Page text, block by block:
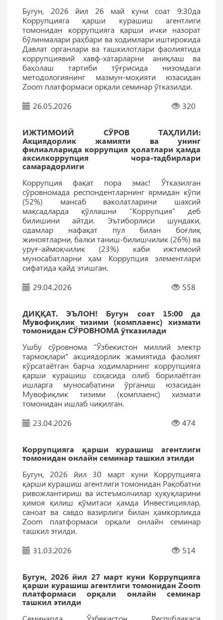
Бугун, 2026 йил 26 май куни соат 9:30да
Коррупцияга қарши курашиш агентлиги
томонидан коррупцияга қарши ички назорат
бўлинмалари раҳбари ва ходимлари иштирокида
Давлат органлари ва ташкилотлари фаолиятида
коррупциявий хавф-хатарларни аниқлаш ва
баҳолаш тартиби тўғрисида низомдаги
методологиянинг мазмун-моҳияти юзасидан
Zoom платформаси орқали семинар ўтказилди.
26.05.2026
320
ИЖТИМОИЙ СЎРОВ ТАҲЛИЛИ:
Акциядорлик жамияти ва унинг
филиалларида коррупция ҳолатлари ҳамда
аксилкоррупция чора-тадбирлари
самарадорлиги
Коррупция фақат пора эмас! Ўтказилган
сўровномада респондентларнинг ярмидан кўпи
(52%) мансаб ваколатларини шахсий
мақсадларда қўллашни “Коррупция” деб
билишини айтди. Эътиборлиси шундаки,
одамлар нафақат пул билан боғлиқ
жиноятларни, балки таниш-билишчилик (26%) ва
уруғ-аймоқчилик (23%) каби ижтимоий
муносабатларни ҳам Коррупция элементлари
сифатида қайд этишган.
29.04.2026
558
ДИҚҚАТ. ЭЪЛОН! Бугун соат 15:00 да
Мувофиқлик тизими (комплаенс) хизмати
томонидан СЎРОВНОМА ўтказилади
Ушбу сўровнома “Ўзбекистон миллий электр
тармоқлари" акциядорлик жамиятида фаолият
кўрсатаётган барча ходимларнинг коррупцияга
қарши курашиш соҳасида олиб борилаётган
ишларга муносабатини ўрганиш юзасидан
Мувофиқлик тизими (комплаенс) хизмати
томонидан ишлаб чиқилган.
23.04.2026
474
Коррупцияга қарши курашиш агентлиги
томонидан онлайн семинар ташкил этилди
Бугун, 2026 йил 30 март куни Коррупцияга
қарши курашиш агентлиги томонидан Рақобатни
ривожлантириш ва истеъмолчилар ҳуқуқларини
ҳимоя қилиш қўмитаси ҳамда Инвестициялар,
саноат ва савдо вазирлиги билан ҳамкорликда
Zoom платформаси орқали онлайн семинар
ташкил этилди.
31.03.2026
514
Бугун, 2026 йил 27 март куни Коррупцияга
қарши курашиш агентлиги томонидан Zoom
платформаси орқали онлайн семинар
ташкил этилди